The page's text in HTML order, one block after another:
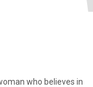
who believes in